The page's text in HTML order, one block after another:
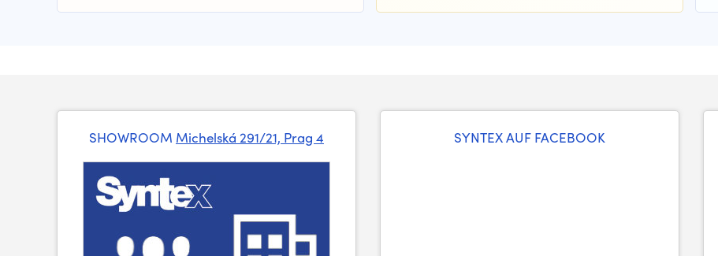
SHOWROOM Michelská 291/21, Prag 4 SYNTEX AUF FACEBOOK